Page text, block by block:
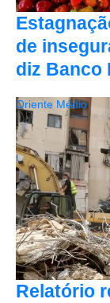
de
diz Banco
Relatório
Oriente Médio